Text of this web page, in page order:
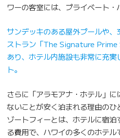
ワーの客室には、プライベート・
サンデッキのある屋外プールや
ストラン「The Signature
あり、ホテル内施設も非常に充
ト。
さらに「アラモアナ・ホテル」
ないことが安く泊まれる理由の
ゾートフィーとは、ホテルに宿
る費用で、ハワイの多くのホテ